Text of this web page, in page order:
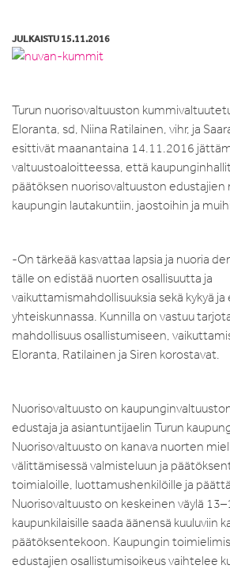
JULKAISTU 15.11.2016
Turun nuorisovaltuuston
Eloranta, sd, Niina Ratilainen, vihr, ja
esittivät maanantaina 14.11.2016
valtuustoaloitteessa, että
päätöksen nuorisovaltuuston edustajien
kaupungin lautakuntiin, jaostoihin ja
-On tärkeää kasvattaa lapsia ja nuoria
tälle on edistää nuorten osallisuutta ja
vaikuttamismahdollisuuksia sekä kykyä
yhteiskunnassa. Kunnilla on vastuu
mahdollisuus osallistumiseen,
Eloranta, Ratilainen ja Siren korostavat.
Nuorisovaltuusto on
edustaja ja asiantuntijaelin Turun
Nuorisovaltuusto on kanava nuorten
välittämisessä valmisteluun ja
toimialoille, luottamushenkilöille ja
Nuorisovaltuusto on keskeinen väylä
kaupunkilaisille saada äänensä kuuluviin
päätöksentekoon. Kaupungin
edustajien osallistumisoikeus vaihtelee